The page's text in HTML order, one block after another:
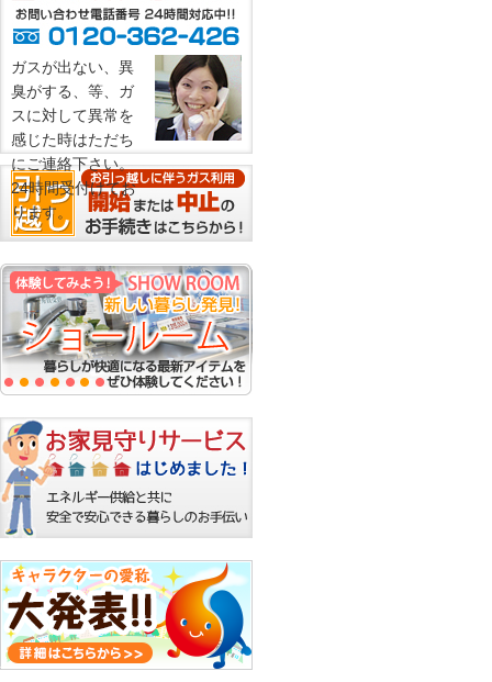
ガスが出ない、異
臭がする、等、ガ
スに対して異常を
感じた時はただち
にご連絡下さい。
24時間受付けてお
ります。